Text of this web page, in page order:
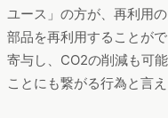
ユース」の方が、再利用
部品を再利用することが
寄与し、CO2の削減も可
ことにも繋がる行為と言え